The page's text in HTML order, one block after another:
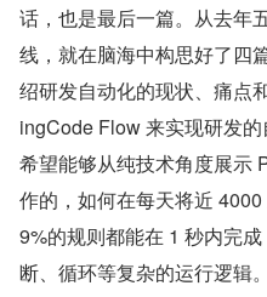
话，也是最后一篇。从去年
线，就在脑海中构思好了四
绍研发自动化的现状、痛点
ingCode Flow 来实现研发
希望能够从纯技术角度展示
作的，如何在每天将近
9%的规则都能在 1 秒内完
断、循环等复杂的运行逻辑。